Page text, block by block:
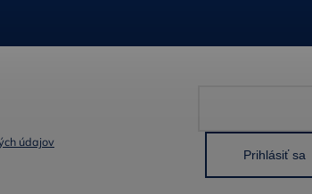
údajov
Prihlásiť sa